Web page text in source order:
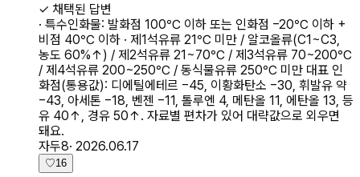
✓ 채택된 답변
· 특수인화물: 발화점 100℃ 이하 또는 인화점 −20℃ 이하 +
비점 40℃ 이하 · 제1석유류 21℃ 미만 / 알코올류(C1~C3,
농도 60%↑) / 제2석유류 21~70℃ / 제3석유류 70~200℃
/ 제4석유류 200~250℃ / 동식물유류 250℃ 미만 대표 인
화점(통용값): 디에틸에테르 −45, 이황화탄소 −30, 휘발유 약
−43, 아세톤 −18, 벤젠 −11, 톨루엔 4, 메탄올 11, 에탄올 13, 등
유 40↑, 경유 50↑. 자료별 편차가 있어 대략값으로 외우면
돼요.
자두8· 2026.06.17
♡16